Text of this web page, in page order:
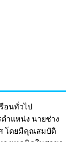
อนทั่วไป
ำแหน่ง นายช่าง
โดยมีคุณสมบัติ